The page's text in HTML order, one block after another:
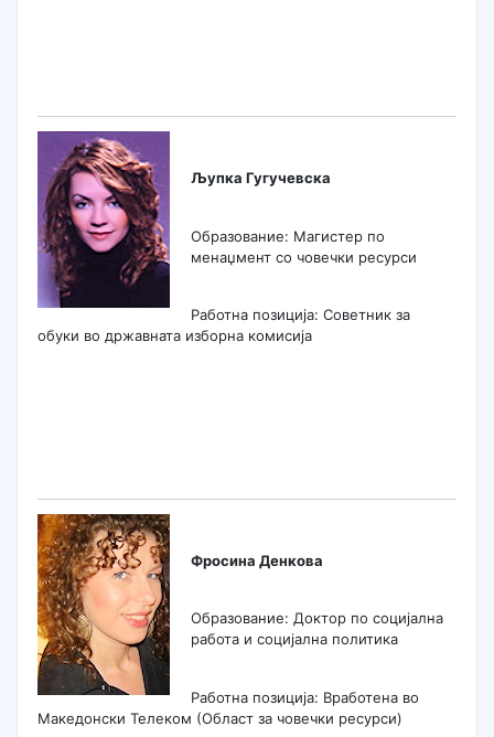
Љупка Гугучевска
Образование: Магистер по
менаџмент со човечки ресурси
Работна позиција: Советник за
обуки во државната изборна комисија
Фросина Денкова
Образование: Доктор по социјална
работа и социјална политика
Работна позиција: Вработена во
Македонски Телеком (Област за човечки ресурси)